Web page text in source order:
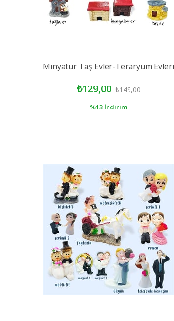
Minyatür Taş Evler-Teraryum Evleri
₺129,00 ₺149,00
%13 İndirim